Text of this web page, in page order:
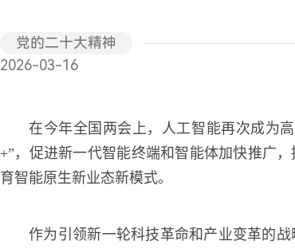
党的二十大精神
2026-03-16
在今年全国两会上，人工智能再次成为
+”，促进新一代智能终端和智能体加快推广
育智能原生新业态新模式。
作为引领新一轮科技革命和产业变革的